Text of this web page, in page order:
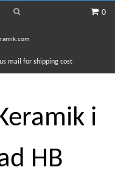
0
mail for shipping cost
i
HB